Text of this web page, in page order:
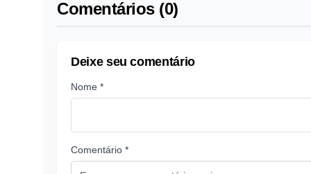
Comentários (0)
Deixe seu comentário
Nome *
Comentário *